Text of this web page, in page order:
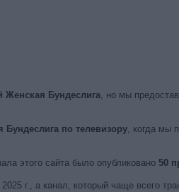
Женская Бундеслига, но мы
Бундеслига по телевизору, когда мы
этого сайта было опубликовано 50
г., а канал, который чаще всего